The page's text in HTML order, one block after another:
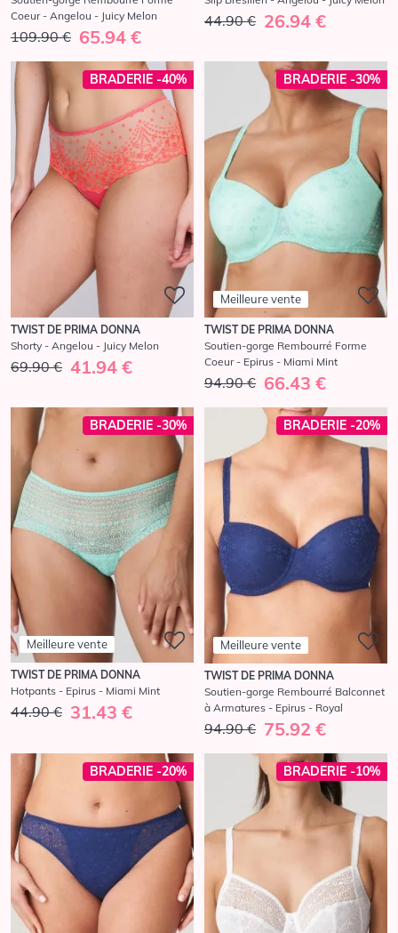
Coeur - Angelou - Juicy Melon
109.90 € 65.94 €
44.90 € 26.94 €
BRADERIE -40%
TWIST DE PRIMA DONNA
Shorty - Angelou - Juicy Melon
69.90 € 41.94 €
BRADERIE -30%
Meilleure vente
TWIST DE PRIMA DONNA
Soutien-gorge Rembourré Forme
Coeur - Epirus - Miami Mint
94.90 € 66.43 €
BRADERIE -30%
Meilleure vente
TWIST DE PRIMA DONNA
Hotpants - Epirus - Miami Mint
44.90 € 31.43 €
BRADERIE -20%
Meilleure vente
TWIST DE PRIMA DONNA
Soutien-gorge Rembourré Balconnet
à Armatures - Epirus - Royal
94.90 € 75.92 €
BRADERIE -20% BRADERIE -10%